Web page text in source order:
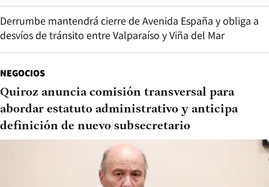
Derrumbe mantendrá cierre de Avenida España y obliga a
desvíos de tránsito entre Valparaíso y Viña del Mar
NEGOCIOS
Quiroz anuncia comisión transversal para
abordar estatuto administrativo y anticipa
definición de nuevo subsecretario